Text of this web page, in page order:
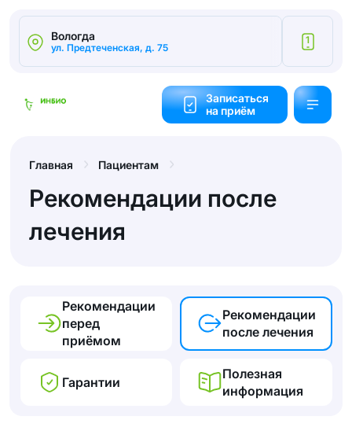
Вологда
ул. Предтеченская, д. 75
1
Записаться
на приём
Главная Пациентам
Рекомендации после
лечения
Рекомендации
перед
приёмом
Рекомендации
после лечения
Гарантии
Полезная
информация
cтоимости